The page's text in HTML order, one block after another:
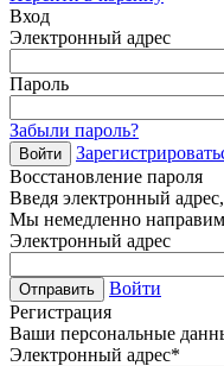
Вход
Электронный адрес
Пароль
Забыли пароль?
Войти
Восстановление пароля
Введя электронный
Мы немедленно направим
Электронный адрес
Отправить
Войти
Регистрация
Ваши персональные
Электронный адрес*